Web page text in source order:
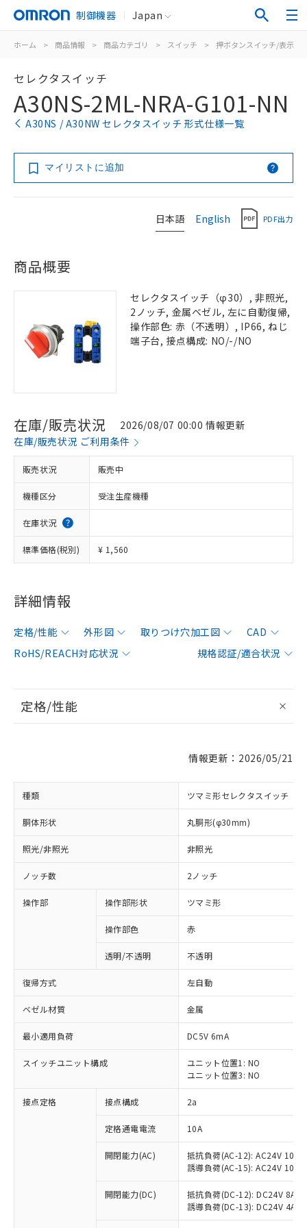
制御機器 Japan
ホーム > 商品情報 > 商品カテゴリ > スイッチ > 押ボタンスイッチ/表示灯
セレクタスイッチ
A30NS-2ML-NRA-G101-NN
A30NS / A30NW セレクタスイッチ 形式仕様一覧
マイリストに追加
日本語 English PDF出力
商品概要
セレクタスイッチ（φ30）, 非照光,
2ノッチ, 金属ベゼル, 左に自動復帰,
操作部色: 赤（不透明）, IP66, ねじ
端子台, 接点構成: NO/-/NO
在庫/販売状況
2026/08/07 00:00 情報更新
在庫/販売状況 ご利用条件
販売状況 販売中
機種区分 受注生産機種
在庫状況
標準価格(税別) ¥ 1,560
詳細情報
定格/性能 外形図 取りつけ穴加工図
CAD
RoHS/REACH対応状況
規格認証/適合状況
定格/性能
情報更新：2026/05/21
種類 ツマミ形セレクタスイッチ
胴体形状 丸胴形(φ30mm)
照光/非照光 非照光
ノッチ数 2ノッチ
操作部 操作部形状 ツマミ形
操作部色 赤
透明/不透明 不透明
復帰方式 左自動
ベゼル材質 金属
最小適用負荷 DC5V 6mA
スイッチユニット構成
ユニット位置1: NO
ユニット位置3: NO
接点定格 接点構成 2a
定格通電電流 10A
開閉能力(AC)
抵抗負荷(AC-12): AC24V 10A/
誘導負荷(AC-15): AC24V
開閉能力(DC)
抵抗負荷(DC-12): DC24V 8A/
誘導負荷(DC-13): DC24V 4A/
※1 対応状況
対応済み：EU RoHS指令（10物質）の
非含有に対応した製品が提供可能な商品で
対応予定：EU RoHS指令（10物質）の非含
有に対応した製品に切り替える予定のある